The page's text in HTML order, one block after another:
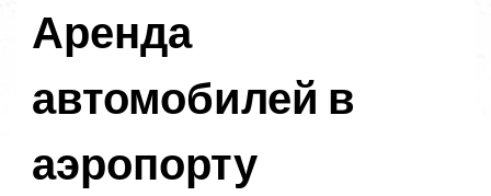
Аренда
автомобилей в
аэропорту